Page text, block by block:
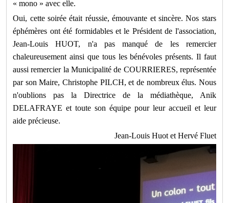
« mono » avec elle.
Oui, cette soirée était réussie, émouvante et sincère. Nos stars
éphémères ont été formidables et le Président de l'association,
Jean-Louis HUOT, n'a pas manqué de les remercier
chaleureusement ainsi que tous les bénévoles présents. Il faut
aussi remercier la Municipalité de COURRIERES, représentée
par son Maire, Christophe PILCH, et de nombreux élus. Nous
n'oublions pas la Directrice de la médiathèque, Anik
DELAFRAYE et toute son équipe pour leur accueil et leur
aide précieuse.
Jean-Louis Huot et Hervé Fluet